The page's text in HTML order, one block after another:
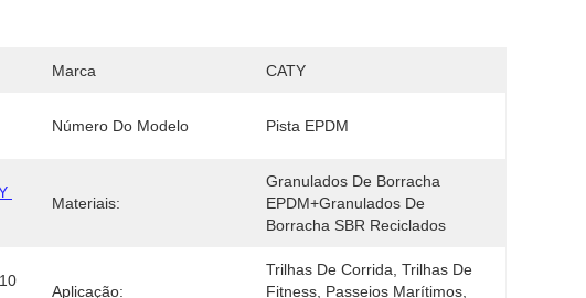
Marca CATY
Número Do Modelo Pista EPDM
Materiais:
Granulados De Borracha
EPDM+granulados De
Borracha SBR Reciclados
Aplicação:
Trilhas De Corrida, Trilhas De
Fitness, Passeios Marítimos,